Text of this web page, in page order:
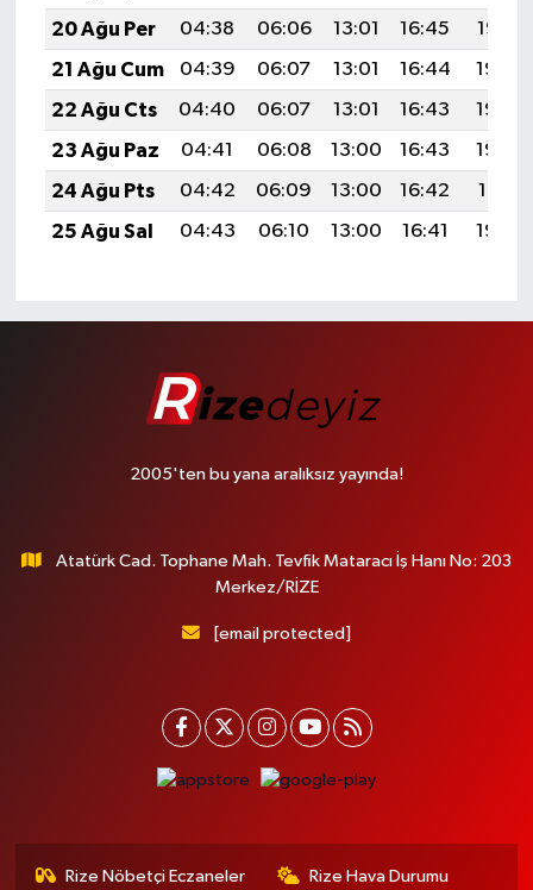
20 Ağu Per
04:38 06:06 13:01 16:45
19:47
21 Ağu Cum
04:39 06:07 13:01 16:44
19:45
22 Ağu Cts
04:40 06:07 13:01 16:43
19:44
23 Ağu Paz
04:41 06:08 13:00 16:43
19:43
24 Ağu Pts
04:42 06:09 13:00 16:42
19:41
25 Ağu Sal
04:43 06:10 13:00 16:41 19:40
2005'ten bu yana aralıksız yayında!
Atatürk Cad. Tophane Mah. Tevfik Mataracı İş Hanı No: 203
Merkez/RİZE
[email protected]
Rize Nöbetçi Eczaneler Rize Hava Durumu